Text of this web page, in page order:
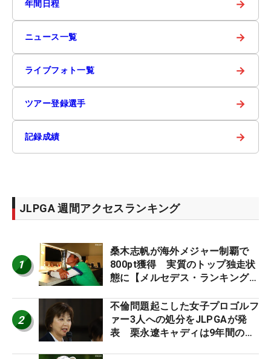
年間日程 →
ニュース一覧 →
ライブフォト一覧 →
ツアー登録選手 →
記録成績 →
JLPGA 週間アクセスランキング
1
桑木志帆が海外メジャー制覇で
800pt獲得 実質のトップ独走状
態に【メルセデス・ランキング番
2
不倫問題起こした女子プロゴルフ
ァー3人への処分をJLPGAが発
表 栗永遼キャディは9年間の立